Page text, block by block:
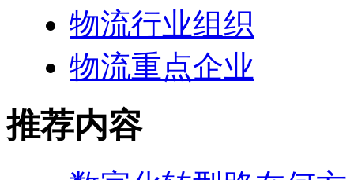
物流行业组织
物流重点企业
推荐内容